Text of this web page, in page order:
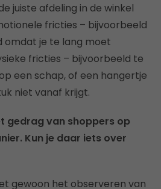
juiste afdeling in de winkel
fricties – bijvoorbeeld
je te lang moet
fricties – bijvoorbeeld te
een schap, of een hangertje
niet vanaf krijgt.
gedrag van shoppers op
Kun je daar iets over
gewoon het observeren van